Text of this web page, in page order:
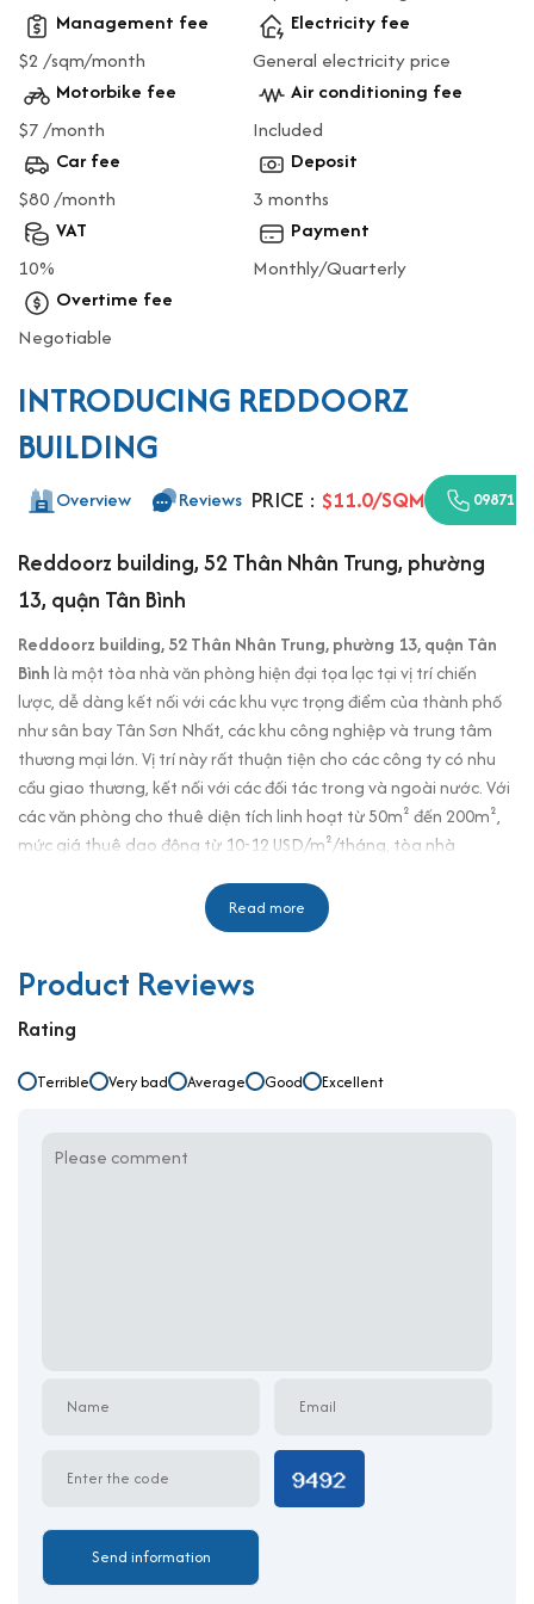
Management fee
$2 /sqm/month
Electricity fee
General electricity price
Motorbike fee
$7 /month
Air conditioning fee
Included
Car fee
$80 /month
Deposit
3 months
VAT
10%
Payment
Monthly/Quarterly
Overtime fee
Negotiable
INTRODUCING REDDOORZ
BUILDING
Overview Reviews PRICE : $11.0/SQM
Reddoorz building, 52 Thân Nhân Trung, phường
13, quận Tân Bình
Reddoorz building, 52 Thân Nhân Trung, phường 13, quận Tân
Bìnhlà một tòa nhà văn phòng hiện đại tọa lạc tại vị trí chiến
lược, dễ dàng kết nối với các khu vực trọng điểm của thành phố
như sân bay Tân Sơn Nhất, các khu công nghiệp và trung tâm
thương mại lớn. Vị trí này rất thuận tiện cho các công ty có nhu
cầu giao thương, kết nối với các đối tác trong và ngoài nước. Với
các văn phòng cho thuê diện tích linh hoạt từ 50m² đến 200m²,
mức giá thuê dao động từ 10-12 USD/m²/tháng, tòa nhà
nghiệp và tiện nghi, giúp các doanh nghiệp tăng cường sự phát
triển lâu dài trong môi trường cạnh tranh của TP.HCM.
Tòa nhà cung cấp đầy đủ các tiện ích như thang máy, hệ thống
điều hòa, bảo vệ 24/7, bãi đậu xe rộng rãi, giúp doanh nghiệp
hoạt động hiệu quả.
chuyên nghiệp, đồng thời muốn tận dụng vị trí thuận tiện của tòa
Địa chỉ: 52 Thân Nhân Trung, phường 13, quận Tân
Không gian làm việc tại Reddoorz buildingđược thiết kế hợp lý
và linh hoạt, cung cấp một môi trường làm việc thoải mái và
sáng tạo cho các doanh nghiệp. Tòa nhà không chỉ đáp ứng nhu
cầu về diện tích mà còn đảm bảo các yếu tố tiện nghi như hệ
thống điện lạnh, bảo vệ an ninh 24/7, giúp công ty phát triển
Read more
Product Reviews
Rating
Terrible Very bad Average Good Excellent